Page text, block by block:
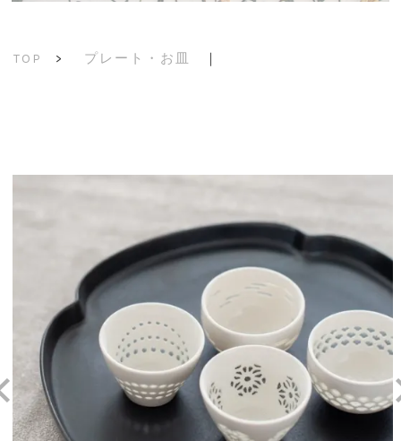
TOP > プレート・お皿 ｜